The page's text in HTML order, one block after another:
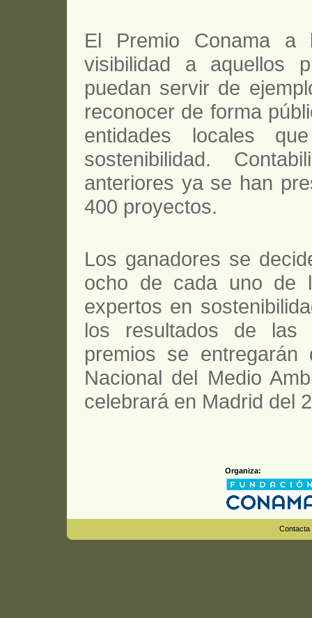
El Premio Conama a
visibilidad a aquellos
puedan servir de
reconocer de forma
entidades locales
sostenibilidad.
anteriores ya se han
400 proyectos.
Los ganadores se
ocho de cada uno de
expertos en
los resultados de las
premios se entregarán
Nacional del Medio
celebrará en Madrid del
Organiza:
Contacta